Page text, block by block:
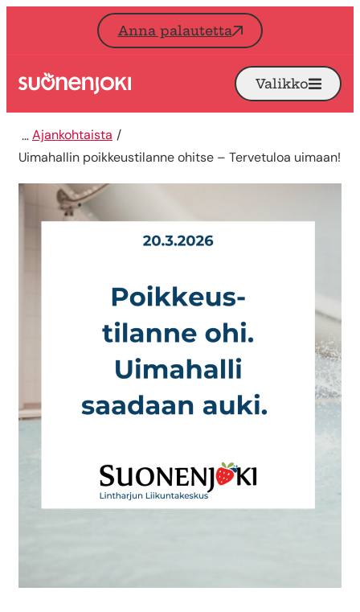
Siirry sisältöön
Anna palautetta
Etusivu Avaa
Valikko
Ajankohtaista
Uimahallin poikkeustilanne ohitse – Tervetuloa uimaan!